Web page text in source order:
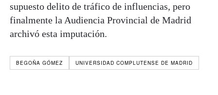
supuesto delito de tráfico de influencias, pero
finalmente la Audiencia Provincial de Madrid
archivó esta imputación.
BEGOÑA GÓMEZ UNIVERSIDAD COMPLUTENSE DE MADRID